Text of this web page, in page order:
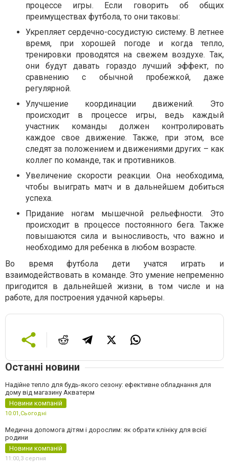
процессе игры. Если говорить об общих
преимуществах футбола, то они таковы:
Укрепляет сердечно-сосудистую систему. В летнее
время, при хорошей погоде и когда тепло,
тренировки проводятся на свежем воздухе. Так,
они будут давать гораздо лучший эффект, по
сравнению с обычной пробежкой, даже
регулярной.
Улучшение координации движений. Это
происходит в процессе игры, ведь каждый
участник команды должен контролировать
каждое свое движение. Также, при этом, все
следят за положением и движениями других – как
коллег по команде, так и противников.
Увеличение скорости реакции. Она необходима,
чтобы выиграть матч и в дальнейшем добиться
успеха.
Придание ногам мышечной рельефности. Это
происходит в процессе постоянного бега. Также
повышаются сила и выносливость, что важно и
необходимо для ребенка в любом возрасте.
Во время футбола дети учатся играть и
взаимодействовать в команде. Это умение непременно
пригодится в дальнейшей жизни, в том числе и на
работе, для построения удачной карьеры.
Останні новини
Надійне тепло для будь-якого сезону: ефективне обладнання для
дому від магазину Акватерм
Новини компаній
10:01,Сьогодні
Медична допомога дітям і дорослим: як обрати клініку для всієї
родини
Новини компаній
11:00,3 серпня